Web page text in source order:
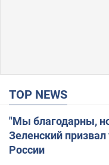
TOP NEWS
"Мы благодарны,
Зеленский
России